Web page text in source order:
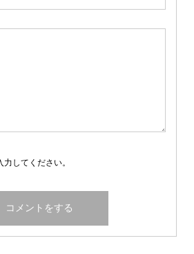
してください。